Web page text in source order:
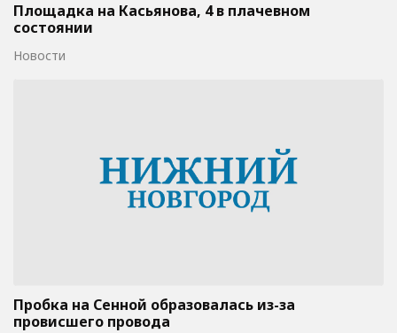
Площадка на Касьянова, 4 в плачевном
состоянии
Новости
Пробка на Сенной образовалась из-за
провисшего провода